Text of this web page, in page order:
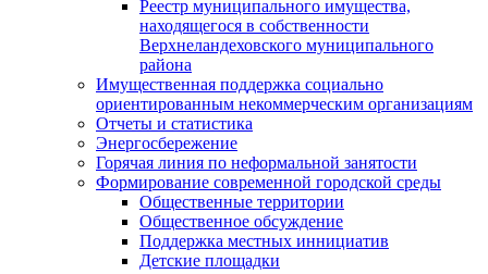
Реестр муниципального имущества,
находящегося в собственности
Верхнеландеховского муниципального
района
Имущественная поддержка социально
ориентированным некоммерческим организациям
Отчеты и статистика
Энергосбережение
Горячая линия по неформальной занятости
Формирование современной городской среды
Общественные территории
Общественное обсуждение
Поддержка местных иннициатив
Детские площадки